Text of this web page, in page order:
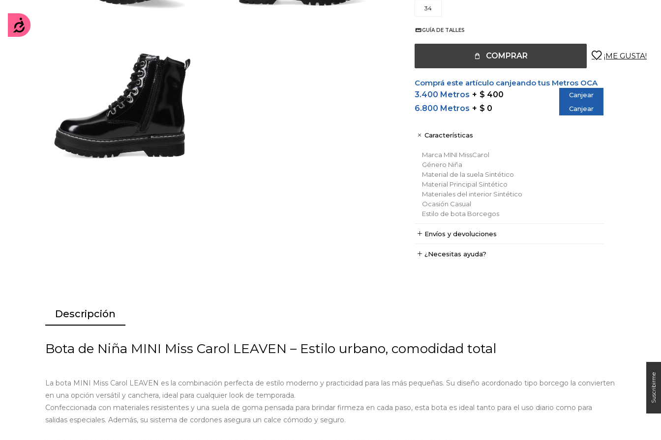
Accesibilidad
34
GUÍA DE TALLES
COMPRAR
Comprá este artículo canjeando tus Metros OCA
3.400 Metros
$ 400 Canjear
6.800 Metros $ 0 Canjear
Características
Marca MINI MissCarol
Género Niña
Material de la suela Sintético
Material Principal Sintético
Materiales del interior Sintético
Ocasión Casual
Estilo de bota Borcegos
Envíos y devoluciones
¿Necesitas ayuda?
Descripción
Bota de Niña MINI Miss Carol LEAVEN – Estilo urbano, comodidad total
La bota MINI Miss Carol LEAVEN es la combinación perfecta de estilo moderno y practicidad para las más pequeñas. Su diseño acordonado tipo borcego la convierten
en una opción versátil y canchera, ideal para cualquier look de temporada.
Confeccionada con materiales resistentes y una suela de goma pensada para brindar firmeza en cada paso, esta bota es ideal tanto para el uso diario como para
salidas especiales. Además, su sistema de cordones asegura un calce cómodo y seguro.